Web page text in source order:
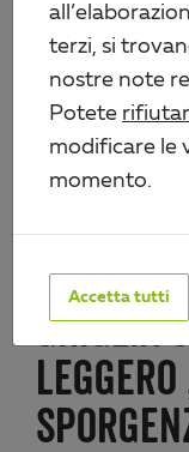
terzi, si
nostre note
Potete
modificare le
momento.
Accetta tutti
GRIGLIA